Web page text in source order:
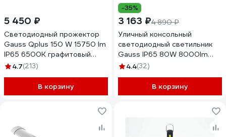
5 450 ₽
Светодиодный прожектор
Gauss Qplus 150 W 15750 lm
IP65 6500K графитовый
690511150
4.7(213)
В корзину
-35%
3 163 ₽4 890 ₽
Уличный консольный
светодиодный светильник
Gauss IP65 80W 8000lm
5000K КСС "Д" 629536380
4.4(32)
В корзину